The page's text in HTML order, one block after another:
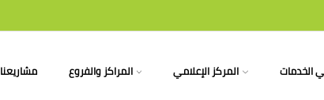
مشاريعنا المراكز والفروع المركز الإعلامي الخدمات